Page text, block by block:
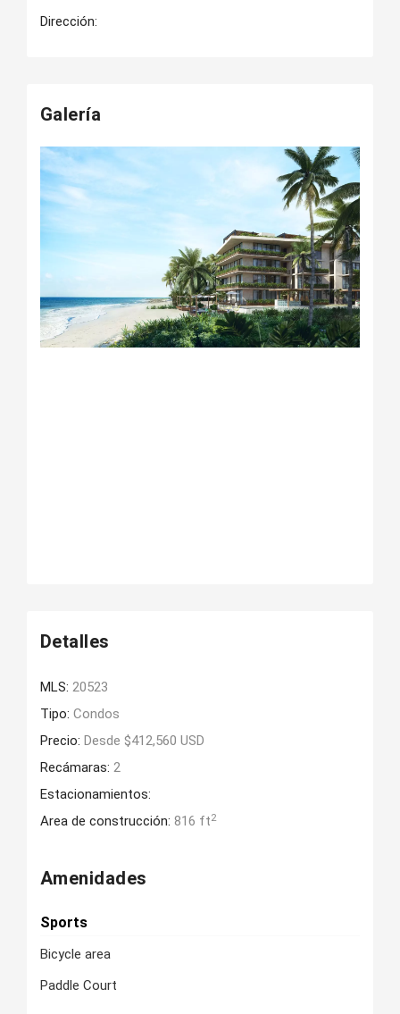
Dirección:
Galería
Detalles
MLS: 20523
Tipo: Condos
Precio: Desde $412,560 USD
Recámaras: 2
Estacionamientos:
Area de construcción: 816 ft2
Amenidades
Sports
Bicycle area
Paddle Court